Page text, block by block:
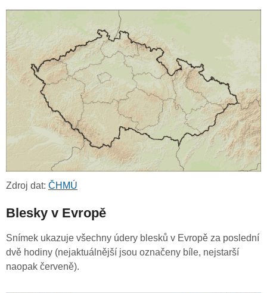
Zdroj dat: ČHMÚ
Blesky v Evropě
Snímek ukazuje všechny údery blesků v Evropě za poslední
dvě hodiny (nejaktuálnější jsou označeny bíle, nejstarší
naopak červeně).